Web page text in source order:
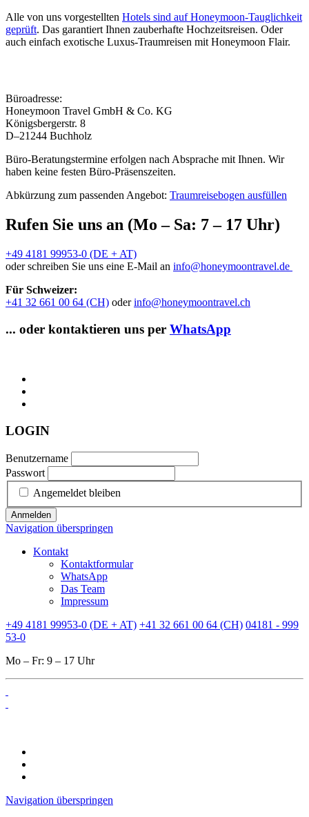
Alle von uns vorgestellten Hotels sind auf Honeymoon-Tauglichkeit
geprüft. Das garantiert Ihnen zauberhafte Hochzeitsreisen. Oder
auch einfach exotische Luxus-Traumreisen mit Honeymoon Flair.
Büroadresse:
Honeymoon Travel GmbH & Co. KG
Königsbergerstr. 8
D–21244 Buchholz
Büro-Beratungstermine erfolgen nach Absprache mit Ihnen. Wir
haben keine festen Büro-Präsenszeiten.
Abkürzung zum passenden Angebot: Traumreisebogen ausfüllen
Rufen Sie uns an (Mo – Sa: 7 – 17 Uhr)
+49 4181 99953-0 (DE + AT)
oder schreiben Sie uns eine E-Mail an info@honeymoontravel.de
Für Schweizer:
+41 32 661 00 64 (CH) oderinfo@honeymoontravel.ch
... oder kontaktieren uns per WhatsApp
LOGIN
Benutzername
Passwort
Angemeldet bleiben
Anmelden
Navigation überspringen
Kontakt
Kontaktformular
WhatsApp
Das Team
Impressum
+49 4181 99953-0 (DE + AT) +41 32 661 00 64 (CH) 04181 - 999
53-0
Mo – Fr: 9 – 17 Uhr
Navigation überspringen